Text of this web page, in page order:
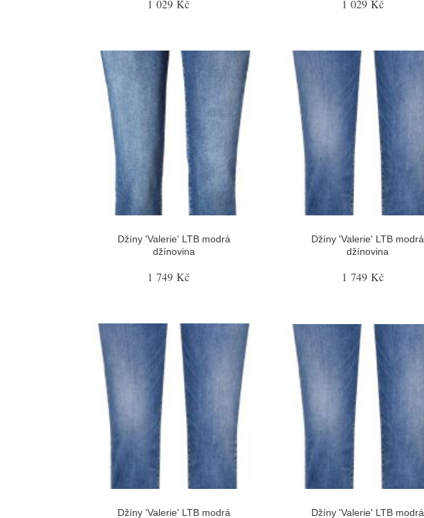
1 029 Kč 1 029 Kč
Džíny 'Valerie' LTB modrá
džínovina
1 749 Kč
Džíny 'Valerie' LTB modrá
džínovina
1 749 Kč
Džíny 'Valerie' LTB modrá Džíny 'Valerie' LTB modrá